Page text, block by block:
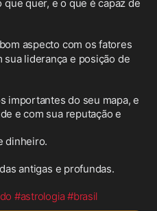
que quer, e o que é capaz de
aspecto com os fatores
sua liderança e posição de
importantes do seu mapa, e
e com sua reputação e
dinheiro.
antigas e profundas.
#astrologia #brasil